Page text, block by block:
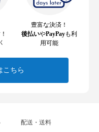
豊富な決済！
後払いやPayPayも利
用可能
こちら
配送・送料